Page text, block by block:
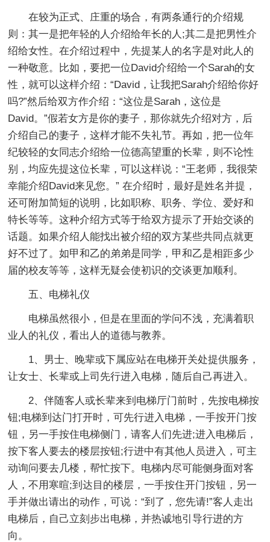
在较为正式、庄重的场合，有两条通行的介绍规
则：其一是把年轻的人介绍给年长的人;其二是把男性介
绍给女性。在介绍过程中，先提某人的名字是对此人的
一种敬意。比如，要把一位David介绍给一个Sarah的女
性，就可以这样介绍：“David，让我把Sarah介绍给你好
吗?”然后给双方作介绍：“这位是Sarah，这位是
David。”假若女方是你的妻子，那你就先介绍对方，后
介绍自己的妻子，这样才能不失礼节。再如，把一位年
纪较轻的女同志介绍给一位德高望重的长辈，则不论性
别，均应先提这位长辈，可以这样说：“王老师，我很荣
幸能介绍David来见您。” 在介绍时，最好是姓名并提，
还可附加简短的说明，比如职称、职务、学位、爱好和
特长等等。这种介绍方式等于给双方提示了开始交谈的
话题。如果介绍人能找出被介绍的双方某些共同点就更
好不过了。如甲和乙的弟弟是同学，甲和乙是相距多少
届的校友等等，这样无疑会使初识的交谈更加顺利。
五、电梯礼仪
电梯虽然很小，但是在里面的学问不浅，充满着职
业人的礼仪，看出人的道德与教养。
1、男士、晚辈或下属应站在电梯开关处提供服务，
让女士、长辈或上司先行进入电梯，随后自己再进入。
2、伴随客人或长辈来到电梯厅门前时，先按电梯按
钮;电梯到达门打开时，可先行进入电梯，一手按开门按
钮，另一手按住电梯侧门，请客人们先进;进入电梯后，
按下客人要去的楼层按钮;行进中有其他人员进入，可主
动询问要去几楼，帮忙按下。电梯内尽可能侧身面对客
人，不用寒暄;到达目的楼层，一手按住开门按钮，另一
手并做出请出的动作，可说：“到了，您先请!”客人走出
电梯后，自己立刻步出电梯，并热诚地引导行进的方
向。